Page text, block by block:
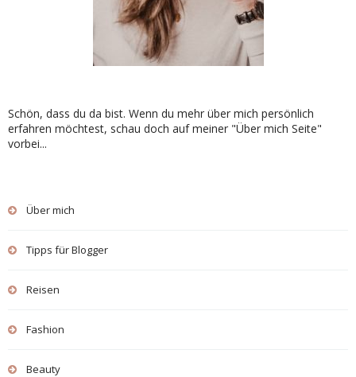
Schön, dass du da bist. Wenn du mehr über mich persönlich
erfahren möchtest, schau doch auf meiner "Über mich Seite"
vorbei...
Über mich
Tipps für Blogger
Reisen
Fashion
Beauty